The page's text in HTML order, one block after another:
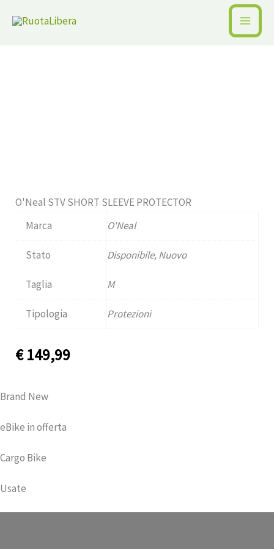
Home /Pagina precedente
O'Neal STV SHORT SLEEVE PROTECTOR
Marca
O'Neal
Stato Disponibile, Nuovo
Taglia M
Tipologia Protezioni
€149,99
Brand New
eBike in offerta
Cargo Bike
Usate